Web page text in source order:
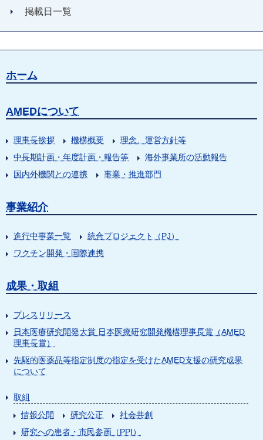
掲載日一覧
ホーム
AMEDについて
理事長挨拶 機構概要
理念、運営方針等
中長期計画・年度計画・報告等
海外事業所の活動報告
国内外機関との連携
事業・推進部門
事業紹介
進行中事業一覧
統合プロジェクト（PJ）
ワクチン開発・国際連携
成果・取組
プレスリリース
日本医療研究開発大賞 日本医療研究開発機構理事長賞（AMED
理事長賞）
先駆的医薬品等指定制度の指定を受けたAMED支援の研究成果
について
取組
情報公開
研究公正
社会共創
研究への患者・市民参画（PPI）